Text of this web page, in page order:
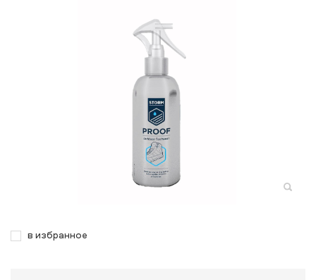
в избранное